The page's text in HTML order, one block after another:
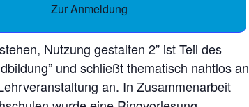
Zur Anmeldung
Nutzung gestalten 2” ist Teil des
und schließt thematisch nahtlos an
an. In Zusammenarbeit